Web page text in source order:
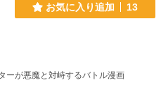
お気に入り追加 13
ーが悪魔と対峙するバトル漫画